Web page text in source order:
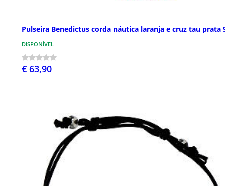
Pulseira Benedictus corda náutica laranja e cruz tau prata
DISPONÍVEL
€ 63,90